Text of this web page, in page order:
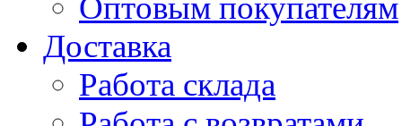
Оптовым покупателям
Доставка
Работа склада